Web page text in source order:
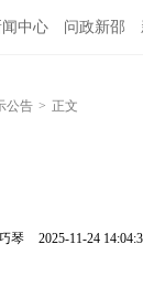
闻中心 问政新邵
公告 > 正文
琴 2025-11-24